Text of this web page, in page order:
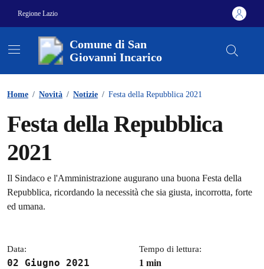
Regione Lazio
Comune di San
Giovanni Incarico
Home / Novità / Notizie / Festa della Repubblica 2021
Festa della Repubblica
2021
Dettagli della notizia
Il Sindaco e l'Amministrazione augurano una buona Festa della
Repubblica, ricordando la necessità che sia giusta, incorrotta, forte
ed umana.
Data:
02 Giugno 2021
Tempo di lettura:
1 min